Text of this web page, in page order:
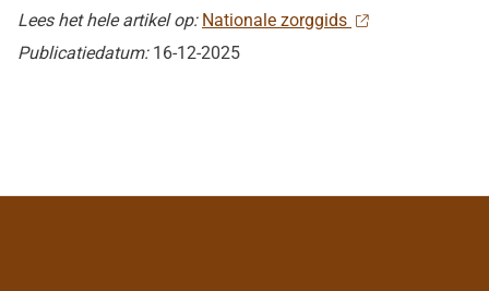
Lees het hele artikel op: Nationale zorggids
Publicatiedatum: 16-12-2025